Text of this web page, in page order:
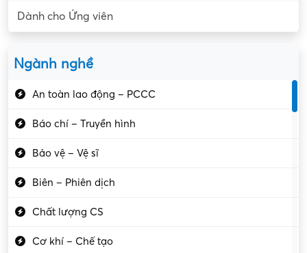
Dành cho Ứng viên
Ngành nghề
An toàn lao động – PCCC
Báo chí – Truyền hình
Bảo vệ – Vệ sĩ
Biên – Phiên dịch
Chất lượng CS
Cơ khí – Chế tạo